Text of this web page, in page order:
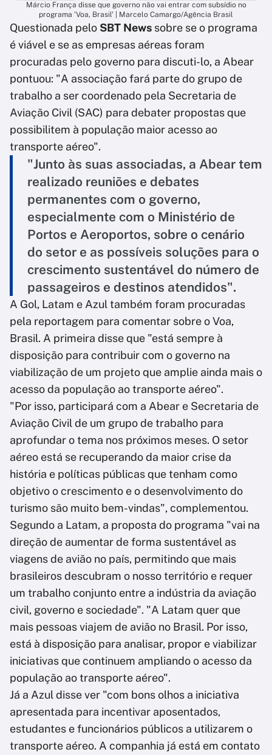
Márcio França disse que governo não vai entrar com subsídio no
programa 'Voa, Brasil' | Marcelo Camargo/Agência Brasil
Questionada pelo SBT News sobre se o programa
é viável e se as empresas aéreas foram
procuradas pelo governo para discuti-lo, a Abear
pontuou: "A associação fará parte do grupo de
trabalho a ser coordenado pela Secretaria de
Aviação Civil (SAC) para debater propostas que
possibilitem à população maior acesso ao
transporte aéreo".
"Junto às suas associadas, a Abear tem
realizado reuniões e debates
permanentes com o governo,
especialmente com o Ministério de
Portos e Aeroportos, sobre o cenário
do setor e as possíveis soluções para o
crescimento sustentável do número de
passageiros e destinos atendidos".
A Gol, Latam e Azul também foram procuradas
pela reportagem para comentar sobre o Voa,
Brasil. A primeira disse que "está sempre à
disposição para contribuir com o governo na
viabilização de um projeto que amplie ainda mais o
acesso da população ao transporte aéreo".
"Por isso, participará com a Abear e Secretaria de
Aviação Civil de um grupo de trabalho para
aprofundar o tema nos próximos meses. O setor
aéreo está se recuperando da maior crise da
história e políticas públicas que tenham como
objetivo o crescimento e o desenvolvimento do
turismo são muito bem-vindas", complementou.
Segundo a Latam, a proposta do programa "vai na
direção de aumentar de forma sustentável as
viagens de avião no país, permitindo que mais
brasileiros descubram o nosso território e requer
um trabalho conjunto entre a indústria da aviação
civil, governo e sociedade". "A Latam quer que
mais pessoas viajem de avião no Brasil. Por isso,
está à disposição para analisar, propor e viabilizar
iniciativas que continuem ampliando o acesso da
população ao transporte aéreo".
Já a Azul disse ver "com bons olhos a iniciativa
apresentada para incentivar aposentados,
estudantes e funcionários públicos a utilizarem o
transporte aéreo. A companhia já está em contato